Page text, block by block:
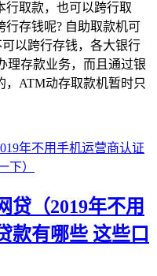
行取款，也可以跨行取
行存钱呢? 自助取款机可
以跨行存钱，各大银行
理存款业务，而且通过银
，ATM动存取款机暂时只
贷（2019年不用
款有哪些 这些口